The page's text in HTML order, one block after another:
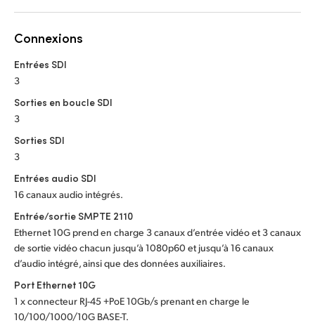
Poland
Spain
Sweden
Chinese Taipei
Turkey
UAE
Connexions
Entrées SDI
3
Sorties en boucle SDI
3
Sorties SDI
3
Entrées audio SDI
16 canaux audio intégrés.
Entrée/sortie SMPTE 2110
Ethernet 10G prend en charge 3 canaux d’entrée vidéo et 3 canaux
de sortie vidéo chacun jusqu’à 1080p60 et jusqu’à 16 canaux
d’audio intégré, ainsi que des données auxiliaires.
Port Ethernet 10G
1 x connecteur RJ-45 +PoE 10Gb/s prenant en charge le
10/100/1000/10G BASE-T.